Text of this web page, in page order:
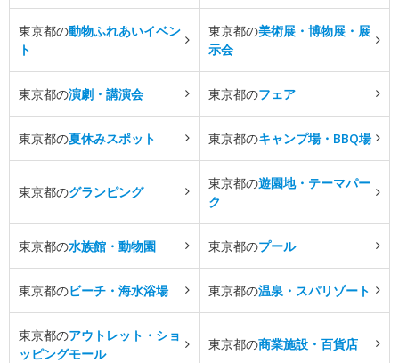
東京都の動物ふれあいイベン
ト
東京都の美術展・博物展・展
示会
東京都の演劇・講演会 東京都のフェア
東京都の夏休みスポット 東京都のキャンプ場・BBQ場
東京都のグランピング
東京都の遊園地・テーマパー
ク
東京都の水族館・動物園 東京都のプール
東京都のビーチ・海水浴場 東京都の温泉・スパリゾート
東京都のアウトレット・ショ
ッピングモール
東京都の商業施設・百貨店